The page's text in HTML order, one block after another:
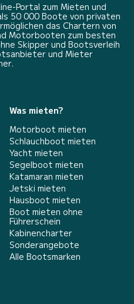
Portal zum Mieten und
50 000 Boote von privaten
das Chartern von
Motorbooten zum besten
Skipper und Bootsverleih
und Mieter
Was mieten?
Motorboot mieten
Schlauchboot mieten
Yacht mieten
Segelboot mieten
Katamaran mieten
Jetski mieten
Hausboot mieten
Boot mieten ohne
Führerschein
Kabinencharter
Sonderangebote
Alle Bootsmarken